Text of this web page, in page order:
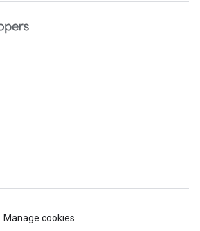
Manage cookies